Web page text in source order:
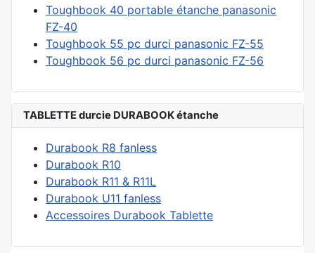
Toughbook 40 portable étanche panasonic
FZ-40
Toughbook 55 pc durci panasonic FZ-55
Toughbook 56 pc durci panasonic FZ-56
TABLETTE durcie DURABOOK étanche
Durabook R8 fanless
Durabook R10
Durabook R11 & R11L
Durabook U11 fanless
Accessoires Durabook Tablette